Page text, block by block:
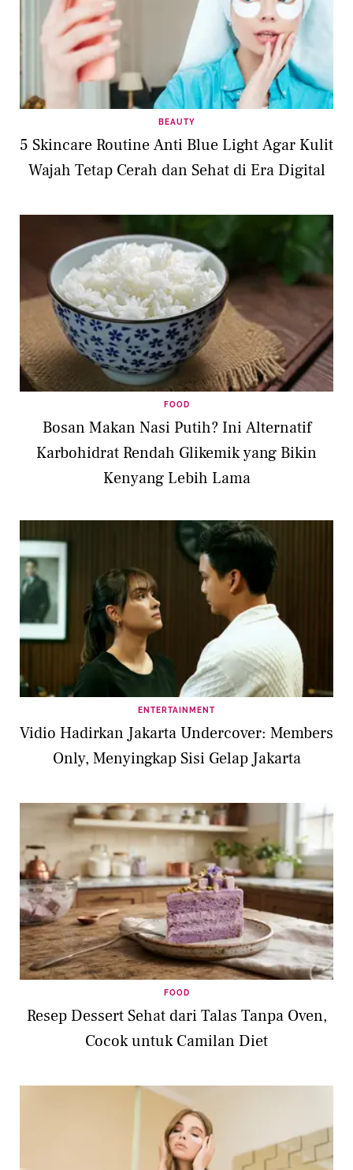
BEAUTY
5 Skincare Routine Anti Blue Light Agar Kulit
Wajah Tetap Cerah dan Sehat di Era Digital
FOOD
Bosan Makan Nasi Putih? Ini Alternatif
Karbohidrat Rendah Glikemik yang Bikin
Kenyang Lebih Lama
ENTERTAINMENT
Vidio Hadirkan Jakarta Undercover: Members
Only, Menyingkap Sisi Gelap Jakarta
FOOD
Resep Dessert Sehat dari Talas Tanpa Oven,
Cocok untuk Camilan Diet